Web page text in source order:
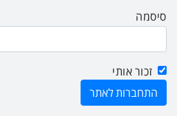
סיסמה
זכור אותי